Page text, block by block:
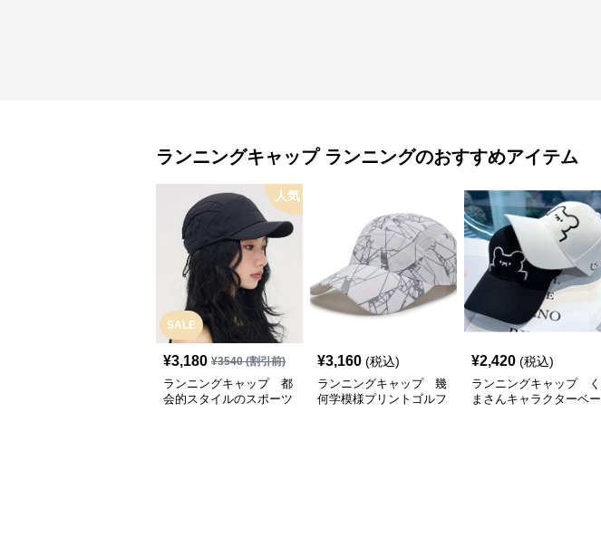
ランニングキャップ ランニングのおすすめアイテム
SALE
人気
¥3,180 ¥3540(割引前)
ランニングキャップ 都
会的スタイルのスポーツ
¥3,160 (税込)
ランニングキャップ 幾
何学模様プリントゴルフ
¥2,420 (税込)
ランニングキャップ く
まさんキャラクターベー